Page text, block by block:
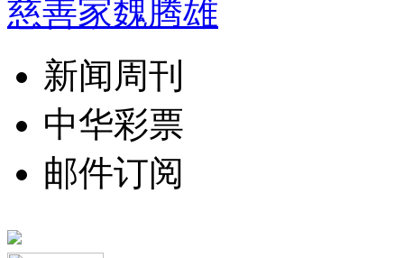
慈善家魏腾雄
新闻周刊
中华彩票
邮件订阅